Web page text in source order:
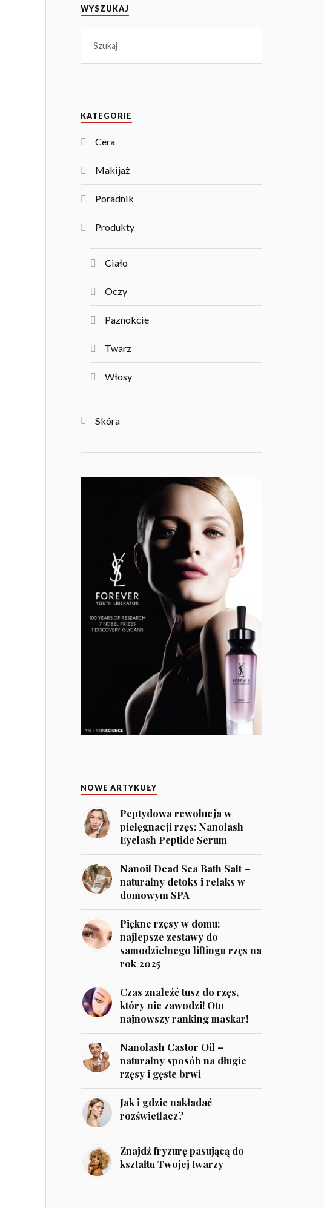
WYSZUKAJ
KATEGORIE
Cera
Makijaż
Poradnik
Produkty
Ciało
Oczy
Paznokcie
Twarz
Włosy
Skóra
NOWE ARTYKUŁY
Peptydowa rewolucja w
pielęgnacji rzęs: Nanolash
Eyelash Peptide Serum
Nanoil Dead Sea Bath Salt –
naturalny detoks i relaks w
domowym SPA
Piękne rzęsy w domu:
najlepsze zestawy do
samodzielnego liftingu rzęs na
rok 2025
Czas znaleźć tusz do rzęs,
który nie zawodzi! Oto
najnowszy ranking maskar!
Nanolash Castor Oil –
naturalny sposób na długie
rzęsy i gęste brwi
Jak i gdzie nakładać
rozświetlacz?
Znajdź fryzurę pasującą do
kształtu Twojej twarzy